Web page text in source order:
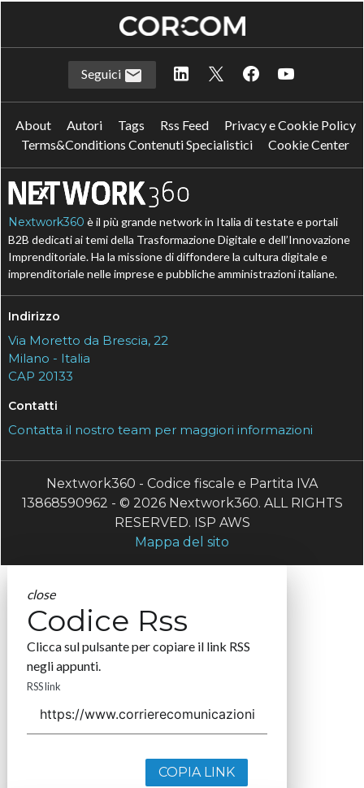
Seguici
About Autori Tags Rss Feed
Privacy e Cookie Policy
Terms&Conditions Contenuti Specialistici
Cookie Center
Nextwork360 è il più grande network in Italia di testate e portali
B2B dedicati ai temi della Trasformazione Digitale e dell’Innovazione
Imprenditoriale. Ha la missione di diffondere la cultura digitale e
imprenditoriale nelle imprese e pubbliche amministrazioni italiane.
Indirizzo
Via Moretto da Brescia, 22
Milano - Italia
CAP 20133
Contatti
Contatta il nostro team per maggiori informazioni
Nextwork360 - Codice fiscale e Partita IVA
13868590962 - © 2026 Nextwork360. ALL RIGHTS
RESERVED. ISP AWS
Mappa del sito
close
Codice Rss
Clicca sul pulsante per copiare il link RSS
negli appunti.
RSS link
COPIA LINK